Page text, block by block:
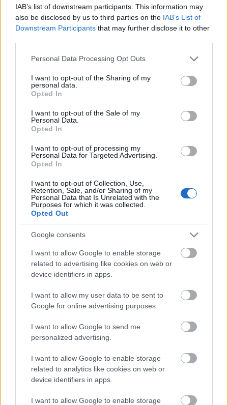
IAB’s list of downstream participants. This information may
also be disclosed by us to third parties on the IAB’s List of
Downstream Participants that may further disclose it to other
Please note that this website/app uses one or more Google
not limited to your visit or usage behaviour. You may click to
grant or deny consent to Google and its third-party tags to
use your data for below specified purposes in below Google
consent section.
Personal Data Processing Opt Outs
I want to opt-out of the Sharing of my
personal data.
Opted In
I want to opt-out of the Sale of my
Personal Data.
Opted In
I want to opt-out of processing my
Personal Data for Targeted Advertising.
Opted In
I want to opt-out of Collection, Use,
Retention, Sale, and/or Sharing of my
Personal Data that Is Unrelated with the
Purposes for which it was collected.
Opted Out
Google consents
I want to allow Google to enable storage
related to advertising like cookies on web or
device identifiers in apps.
I want to allow my user data to be sent to
Google for online advertising purposes.
I want to allow Google to send me
personalized advertising.
I want to allow Google to enable storage
related to analytics like cookies on web or
device identifiers in apps.
I want to allow Google to enable storage
Διαβάζονται αυτή τη στιγμή
Η χαμηλή… απόδοση Μητσοτάκη στις
στοιχηματικές - Ποιος επισκέφθηκε τα
πυρόπληκτα ζωάκια - Το μισογεμάτο ποτήρι
του ΣΥΡΙΖΑ
Ποια είναι η (κυβερνητική) λίστα με τα μεγάλα
οδικά έργα και τα εκτιμώμενα
χρονοδιαγράμματα
Δυτ. Αττική: Το χρονοδιάγραμμα
έναρξη των έργων πριν τις 15/9
BEST OFINTERNET